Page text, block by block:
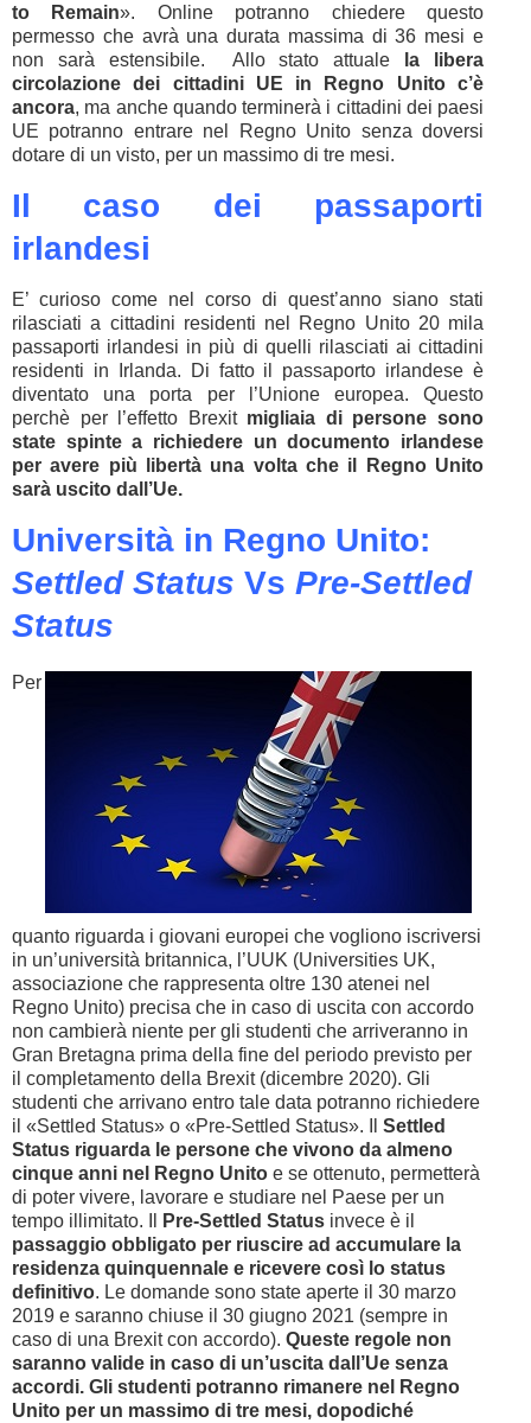
to Remain». Online potranno chiedere questo
permesso che avrà una durata massima di 36 mesi e
non sarà estensibile. Allo stato attuale
la libera
circolazione dei cittadini UE in Regno Unito c’è
ancora, ma anche quando terminerà i cittadini dei paesi
UE potranno entrare nel Regno Unito senza doversi
dotare di un visto, per un massimo di tre mesi.
Il caso dei passaporti
irlandesi
E’ curioso come nel corso di quest’anno siano stati
rilasciati a cittadini residenti nel Regno Unito 20 mila
passaporti irlandesi in più di quelli rilasciati ai cittadini
residenti in Irlanda. Di fatto il passaporto irlandese è
diventato una porta per l’Unione europea. Questo
perchè per l’effetto Brexit migliaia di persone sono
state spinte a richiedere un documento irlandese
per avere più libertà una volta che il Regno Unito
sarà uscito dall’Ue.
Università in Regno Unito:
Settled Status Vs Pre-Settled
Status
Per
quanto riguarda i giovani europei che vogliono iscriversi
in un’università britannica, l’UUK (Universities UK,
associazione che rappresenta oltre 130 atenei nel
Regno Unito) precisa che in caso di uscita con accordo
non cambierà niente per gli studenti che arriveranno in
Gran Bretagna prima della fine del periodo previsto per
il completamento della Brexit (dicembre 2020). Gli
studenti che arrivano entro tale data potranno richiedere
il «Settled Status» o «Pre-Settled Status». Il Settled
Status riguarda le persone che vivono da almeno
cinque anni nel Regno Unito e se ottenuto, permetterà
di poter vivere, lavorare e studiare nel Paese per un
tempo illimitato. Il
Pre-Settled Status invece è il
passaggio obbligato per riuscire ad accumulare la
residenza quinquennale e ricevere così lo status
definitivo. Le domande sono state aperte il 30 marzo
2019 e saranno chiuse il 30 giugno 2021 (sempre in
caso di una Brexit con accordo). Queste regole non
saranno valide in caso di un’uscita dall’Ue senza
accordi. Gli studenti potranno rimanere nel Regno
Unito per un massimo di tre mesi, dopodiché